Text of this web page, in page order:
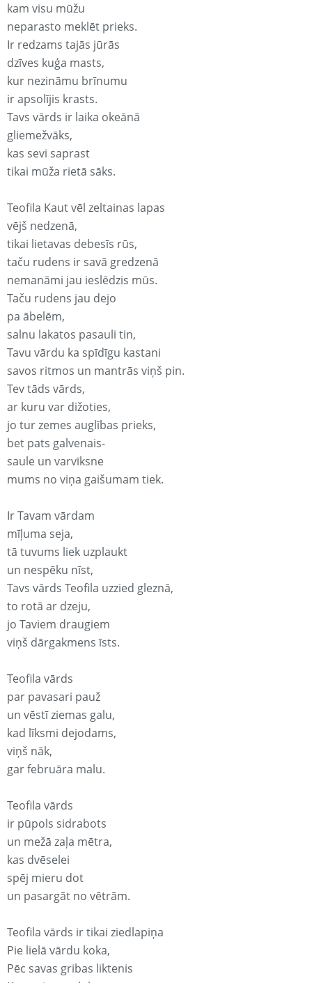
kam visu mūžu
neparasto meklēt prieks.
Ir redzams tajās jūrās
dzīves kuģa masts,
kur nezināmu brīnumu
ir apsolījis krasts.
Tavs vārds ir laika okeānā
gliemežvāks,
kas sevi saprast
tikai mūža rietā sāks.
Teofila Kaut vēl zeltainas lapas
vējš nedzenā,
tikai lietavas debesīs rūs,
taču rudens ir savā gredzenā
nemanāmi jau ieslēdzis mūs.
Taču rudens jau dejo
pa ābelēm,
salnu lakatos pasauli tin,
Tavu vārdu ka spīdīgu kastani
savos ritmos un mantrās viņš pin.
Tev tāds vārds,
ar kuru var dižoties,
jo tur zemes auglības prieks,
bet pats galvenais-
saule un varvīksne
mums no viņa gaišumam tiek.
Ir Tavam vārdam
mīļuma seja,
tā tuvums liek uzplaukt
un nespēku nīst,
Tavs vārds Teofila uzzied gleznā,
to rotā ar dzeju,
jo Taviem draugiem
viņš dārgakmens īsts.
Teofila vārds
par pavasari pauž
un vēstī ziemas galu,
kad līksmi dejodams,
viņš nāk,
gar februāra malu.
Teofila vārds
ir pūpols sidrabots
un mežā zaļa mētra,
kas dvēselei
spēj mieru dot
un pasargāt no vētrām.
Teofila vārds ir tikai ziedlapiņa
Pie lielā vārdu koka,
Pēc savas gribas liktenis